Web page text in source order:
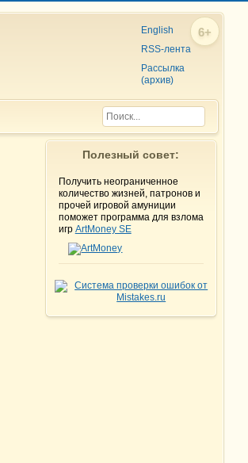
6+
English
RSS-лента
Рассылка
(архив)
Полезный совет:
Получить неограниченное
количество жизней, патронов и
прочей игровой амуниции
поможет программа для взлома
игр ArtMoney SE